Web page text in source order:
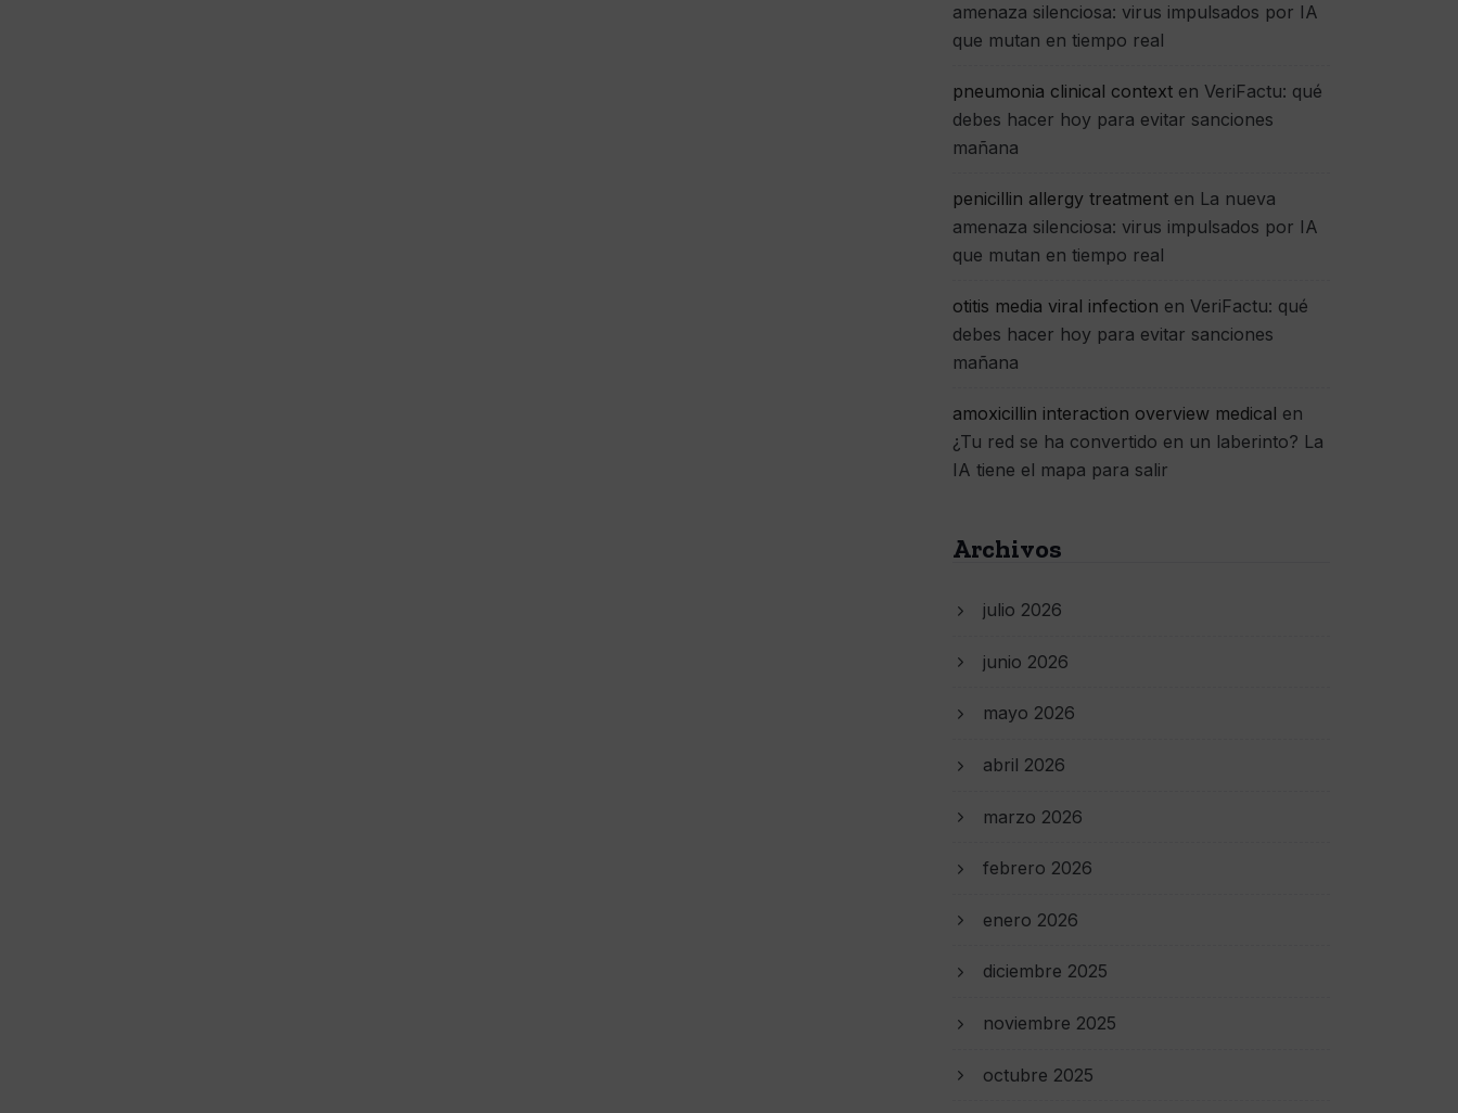
amenaza silenciosa: virus impulsados por IA
que mutan en tiempo real
pneumonia clinical context en VeriFactu: qué
debes hacer hoy para evitar sanciones
mañana
penicillin allergy treatment en La nueva
amenaza silenciosa: virus impulsados por IA
que mutan en tiempo real
otitis media viral infection en VeriFactu: qué
debes hacer hoy para evitar sanciones
mañana
amoxicillin interaction overview medical en
¿Tu red se ha convertido en un laberinto? La
IA tiene el mapa para salir
Archivos
julio 2026
junio 2026
mayo 2026
abril 2026
marzo 2026
febrero 2026
enero 2026
diciembre 2025
noviembre 2025
octubre 2025